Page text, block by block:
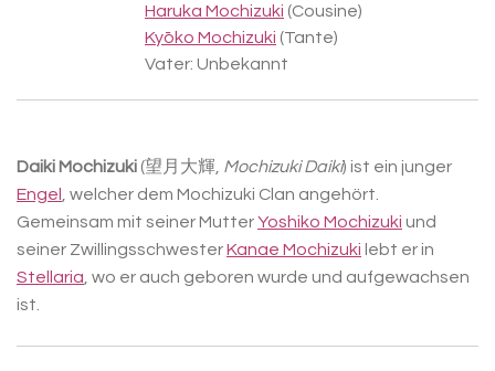
Haruka Mochizuki (Cousine)
Kyōko Mochizuki (Tante)
Vater: Unbekannt
Daiki Mochizuki(望月大輝, Mochizuki Daiki) ist ein junger
Engel , welcher dem Mochizuki Clan angehört.
Gemeinsam mit seiner MutterYoshiko Mochizuki und
seiner ZwillingsschwesterKanae Mochizuki lebt er in
Stellaria , wo er auch geboren wurde und aufgewachsen
ist.